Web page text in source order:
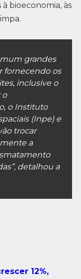
bioeconomia, às
grandes
fornecendo os
inclusive o
o
o Instituto
(Inpe) e
trocar
a
detalhou a
12%,